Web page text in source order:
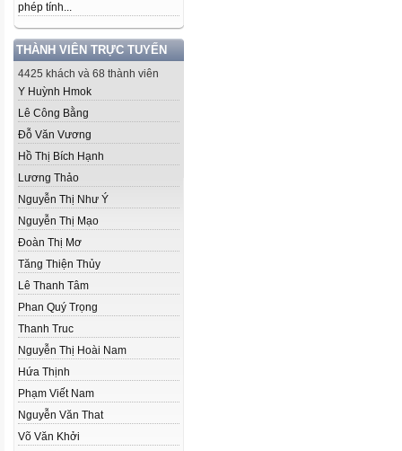
phép tính...
THÀNH VIÊN TRỰC TUYẾN
4425 khách và 68 thành viên
Y Huỳnh Hmok
Lê Công Bằng
Đỗ Văn Vương
Hồ Thị Bích Hạnh
Lương Thảo
Nguyễn Thị Như Ý
Nguyễn Thị Mạo
Đoàn Thị Mơ
Tăng Thiện Thủy
Lê Thanh Tâm
Phan Quý Trọng
Thanh Truc
Nguyễn Thị Hoài Nam
Hứa Thịnh
Phạm Viết Nam
Nguyễn Văn That
Võ Văn Khởi